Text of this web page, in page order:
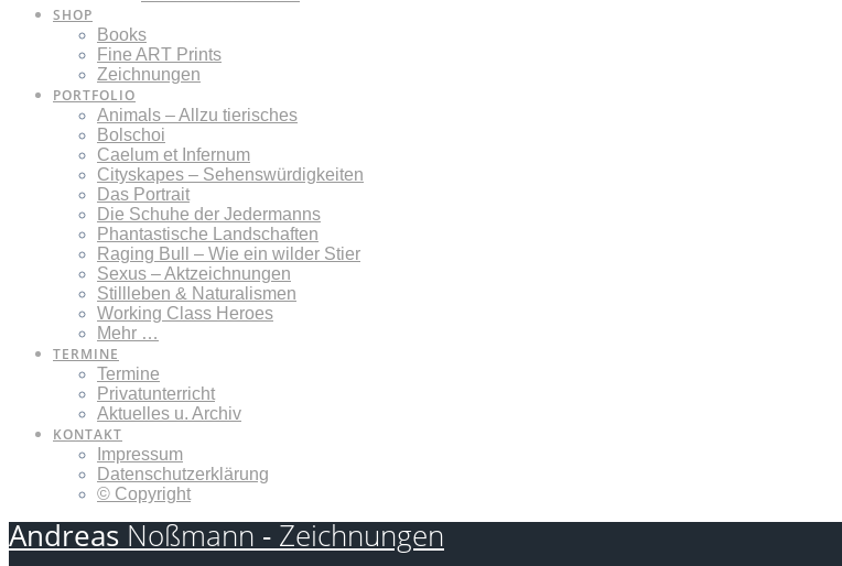
SHOP
Books
Fine ART Prints
Zeichnungen
PORTFOLIO
Animals – Allzu tierisches
Bolschoi
Caelum et Infernum
Cityskapes – Sehenswürdigkeiten
Das Portrait
Die Schuhe der Jedermanns
Phantastische Landschaften
Raging Bull – Wie ein wilder Stier
Sexus – Aktzeichnungen
Stillleben & Naturalismen
Working Class Heroes
Mehr …
TERMINE
Termine
Privatunterricht
Aktuelles u. Archiv
KONTAKT
Impressum
Datenschutzerklärung
© Copyright
Andreas Noßmann - Zeichnungen